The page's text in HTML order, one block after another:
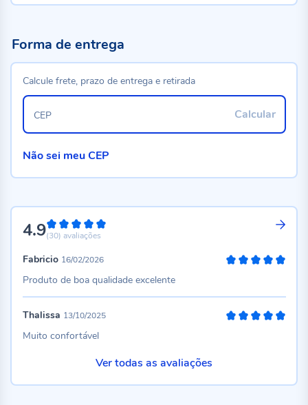
4.998%
(30) avaliações
Fabricio 16/02/2026
Produto de boa qualidade excelente
Thalissa 13/10/2025
Muito confortável
Ver todas as avaliações
Forma de entrega
Calcule frete, prazo de entrega e retirada
Calcular
CEP
Não sei meu CEP